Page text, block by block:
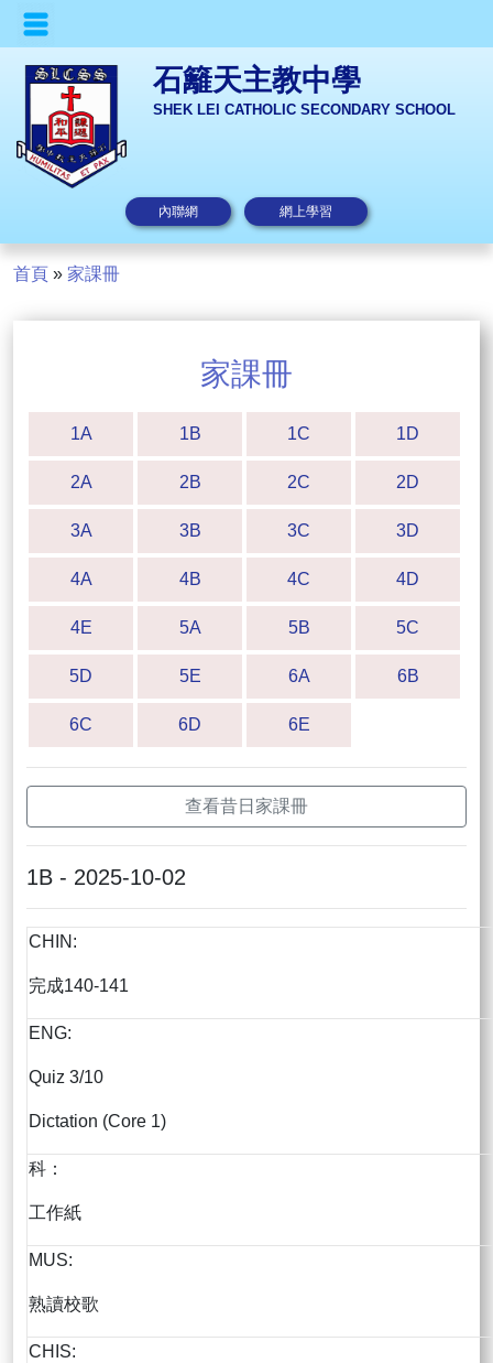
石籬天主教中學
SHEK LEI CATHOLIC SECONDARY SCHOOL
內聯網 網上學習
首頁 » 家課冊
家課冊
1A 1B 1C 1D
2A 2B 2C 2D
3A 3B 3C 3D
4A 4B 4C 4D
4E 5A 5B 5C
5D 5E 6A 6B
6C 6D 6E
查看昔日家課冊
1B - 2025-10-02
CHIN:
完成140-141
ENG:
Quiz 3/10
Dictation (Core 1)
科：
工作紙
MUS:
熟讀校歌
CHIS: